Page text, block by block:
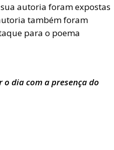
autoria foram expostas
também foram
para o poema
dia com a presença do